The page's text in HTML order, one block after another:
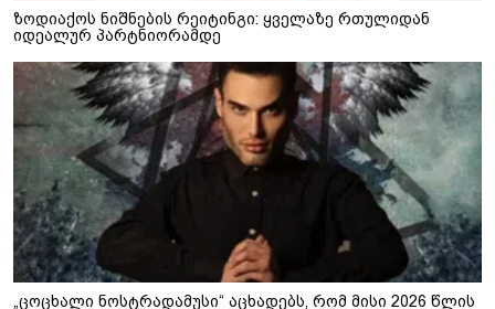
ზოდიაქოს ნიშნების რეიტინგი: ყველაზე რთულიდან
იდეალურ პარტნიორამდე
„ცოცხალი ნოსტრადამუსი“ აცხადებს, რომ მისი 2026 წლის